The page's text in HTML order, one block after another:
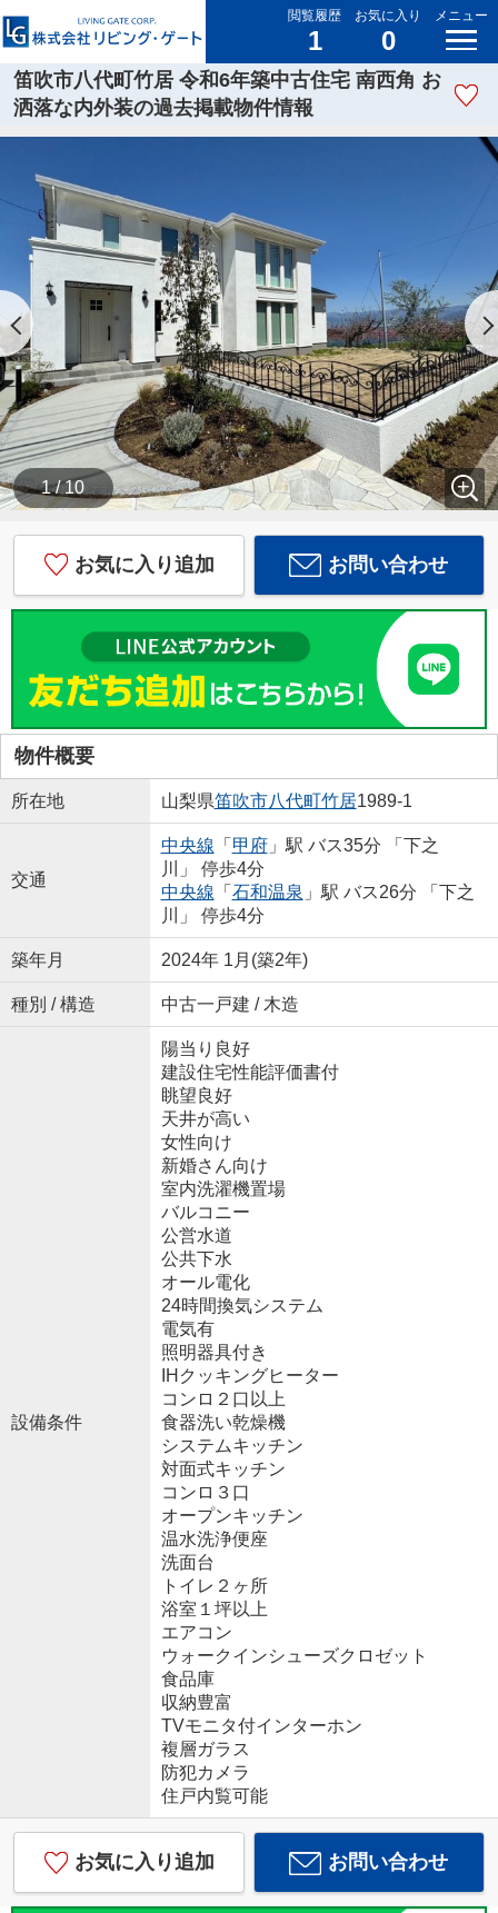
閲覧履歴
1
お気に入り
0
メニュー
笛吹市八代町竹居 令和6年築中古住宅 南西角 お
洒落な内外装の過去掲載物件情報
1 / 10
お気に入り追加 お問い合わせ
物件概要
所在地 山梨県笛吹市八代町竹居1989-1
交通
中央線 「 甲府」駅 バス35分 「下之
川」 停歩4分
中央線 「 石和温泉 」駅 バス26分 「下之
川」 停歩4分
築年月 2024年 1月(築2年)
種別 / 構造 中古一戸建 / 木造
設備条件
陽当り良好
建設住宅性能評価書付
眺望良好
天井が高い
女性向け
新婚さん向け
室内洗濯機置場
バルコニー
公営水道
公共下水
オール電化
24時間換気システム
電気有
照明器具付き
IHクッキングヒーター
コンロ２口以上
食器洗い乾燥機
システムキッチン
対面式キッチン
コンロ３口
オープンキッチン
温水洗浄便座
洗面台
トイレ２ヶ所
浴室１坪以上
エアコン
ウォークインシューズクロゼット
食品庫
収納豊富
TVモニタ付インターホン
複層ガラス
防犯カメラ
住戸内覧可能
お気に入り追加 お問い合わせ